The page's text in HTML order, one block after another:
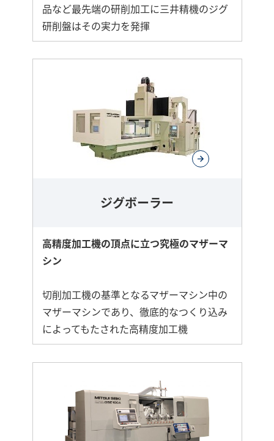
品など最先端の研削加工に三井精機のジグ
研削盤はその実力を発揮
ジグボーラー
高精度加工機の頂点に立つ究極のマザーマ
シン
切削加工機の基準となるマザーマシン中の
マザーマシンであり、徹底的なつくり込み
によってもたされた高精度加工機